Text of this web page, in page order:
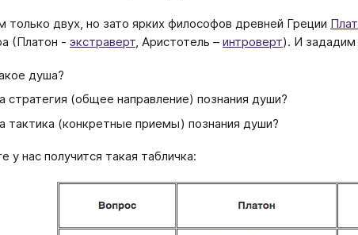
двух, но зато ярких философов древней Греции
(Платон - экстраверт , Аристотель – интроверт). И
душа?
стратегия (общее направление) познания души?
тактика (конкретные приемы) познания души?
у нас получится такая табличка: